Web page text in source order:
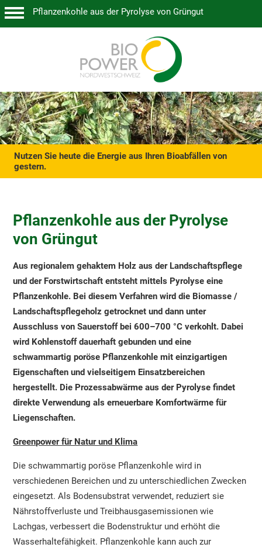
Pflanzenkohle aus der Pyrolyse von Grüngut
Nutzen Sie heute die Energie aus Ihren Bioabfällen von
gestern.
Pflanzenkohle aus der Pyrolyse
von Grüngut
Aus regionalem gehaktem Holz aus der Landschaftspflege
und der Forstwirtschaft entsteht mittels Pyrolyse eine
Pflanzenkohle. Bei diesem Verfahren wird die Biomasse /
Landschaftspflegeholz getrocknet und dann unter
Ausschluss von Sauerstoff bei 600–700 °C verkohlt. Dabei
wird Kohlenstoff dauerhaft gebunden und eine
schwammartig poröse Pflanzenkohle mit einzigartigen
Eigenschaften und vielseitigem Einsatzbereichen
hergestellt. Die Prozessabwärme aus der Pyrolyse findet
direkte Verwendung als erneuerbare Komfortwärme für
Liegenschaften.
Greenpower für Natur und Klima
Die schwammartig poröse Pflanzenkohle wird in
verschiedenen Bereichen und zu unterschiedlichen Zwecken
eingesetzt. Als Bodensubstrat verwendet, reduziert sie
Nährstoffverluste und Treibhausgasemissionen wie
Lachgas, verbessert die Bodenstruktur und erhöht die
Wasserhaltefähigkeit. Pflanzenkohle kann auch zur